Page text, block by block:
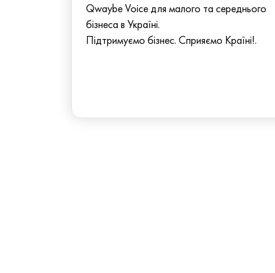
Qwaybe Voice для малого та середнього
бізнеса в Україні.
Підтримуємо бізнес. Сприяємо Країні!.